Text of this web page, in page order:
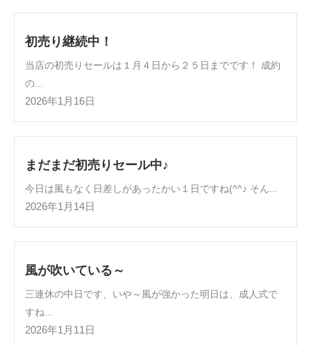
初売り継続中！
当店の初売りセールは１月４日から２５日までです！ 成約
の...
2026年1月16日
まだまだ初売りセール中♪
今日は風もなく日差しがあったかい１日ですね(^^♪ そん...
2026年1月14日
風が吹いている～
三連休の中日です、いや～風が強かった明日は、成人式で
すね...
2026年1月11日